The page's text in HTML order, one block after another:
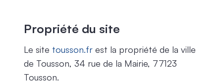
Propriété du site
Le site tousson.fr est la propriété de la ville
de Tousson, 34 rue de la Mairie, 77123
Tousson.